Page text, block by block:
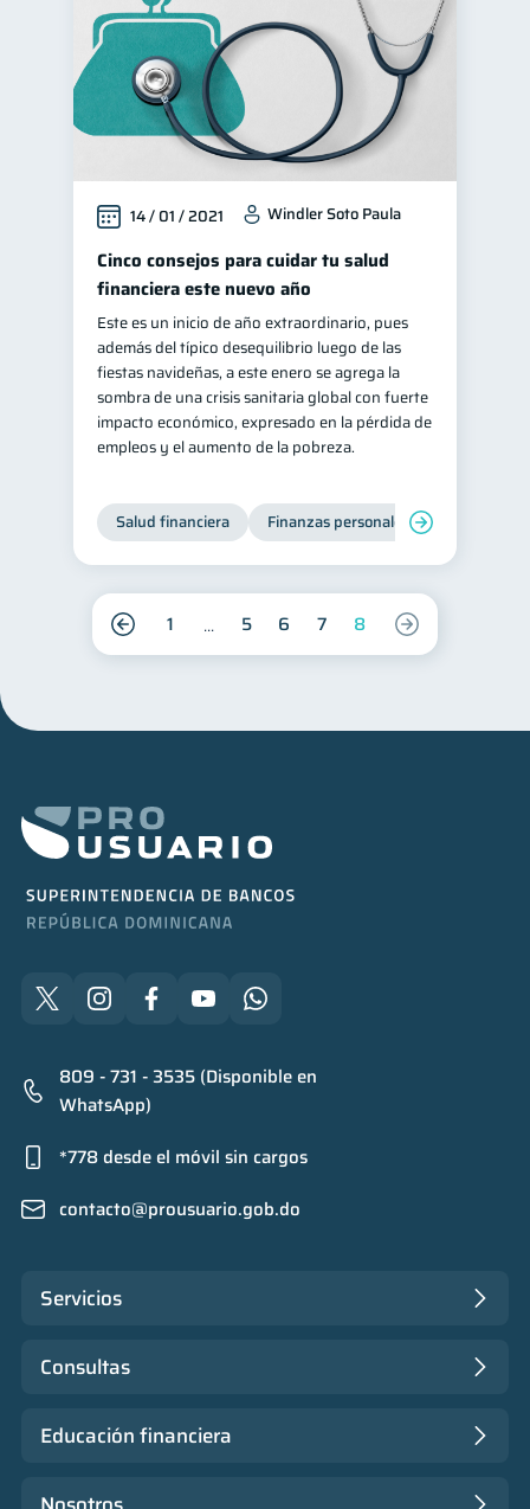
14 / 01 / 2021 Windler Soto Paula
Cinco consejos para cuidar tu salud
financiera este nuevo año
Este es un inicio de año extraordinario, pues
además del típico desequilibrio luego de las
fiestas navideñas, a este enero se agrega la
sombra de una crisis sanitaria global con fuerte
impacto económico, expresado en la pérdida de
empleos y el aumento de la pobreza.
Salud financiera Finanzas personales
1 5 6 7 8
809 - 731 - 3535 (Disponible en
WhatsApp)
*778 desde el móvil sin cargos
contacto@prousuario.gob.do
Servicios
Consultas
Educación financiera